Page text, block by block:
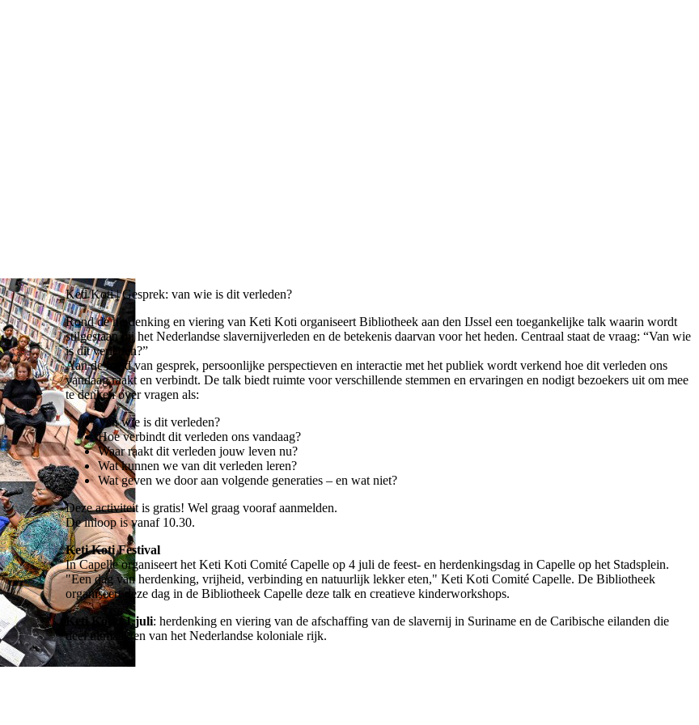
Keti Koti | Gesprek: van wie is dit verleden?
Rond de herdenking en viering van Keti Koti organiseert Bibliotheek aan den IJssel een toegankelijke talk waarin wordt
stilgestaan bij het Nederlandse slavernijverleden en de betekenis daarvan voor het heden. Centraal staat de vraag: “Van wie
is dit verleden?”
Aan de hand van gesprek, persoonlijke perspectieven en interactie met het publiek wordt verkend hoe dit verleden ons
vandaag raakt en verbindt. De talk biedt ruimte voor verschillende stemmen en ervaringen en nodigt bezoekers uit om mee
te denken over vragen als:
Van wie is dit verleden?
Hoe verbindt dit verleden ons vandaag?
Waar raakt dit verleden jouw leven nu?
Wat kunnen we van dit verleden leren?
Wat geven we door aan volgende generaties – en wat niet?
Deze activiteit is gratis! Wel graag vooraf aanmelden.
De inloop is vanaf 10.30.
Keti Koti Festival
In Capelle organiseert het Keti Koti Comité Capelle op 4 juli de feest- en herdenkingsdag in Capelle op het Stadsplein.
"Een dag van herdenking, vrijheid, verbinding en natuurlijk lekker eten," Keti Koti Comité Capelle. De Bibliotheek
organiseert deze dag in de Bibliotheek Capelle deze talk en creatieve kinderworkshops.
Keti Koti - 1 juli: herdenking en viering van de afschaffing van de slavernij in Suriname en de Caribische eilanden die
deel uitmaakten van het Nederlandse koloniale rijk.